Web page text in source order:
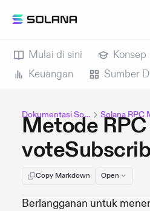
Mulai di sini Konsep
Keuangan
Sumber
Dokumentasi Solana
Metode RPC
Copy Markdown Open
Berlangganan untuk